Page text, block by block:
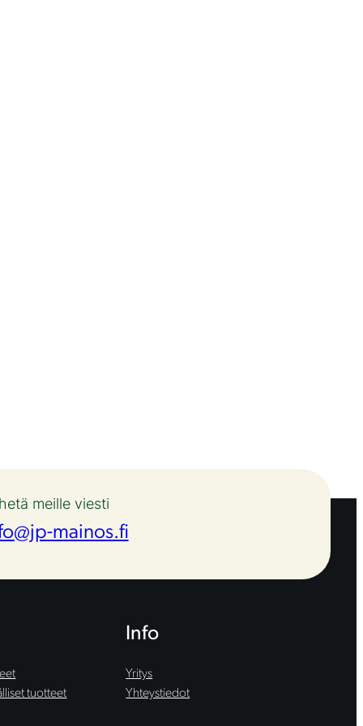
meille viesti
mainos.fi
tuotteet
Info
Yritys
Yhteystiedot